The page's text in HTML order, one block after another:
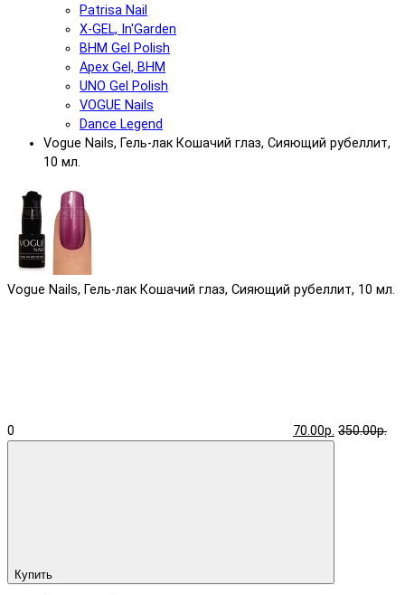
Patrisa Nail
X-GEL, In'Garden
BHM Gel Polish
Apex Gel, BHM
UNO Gel Polish
VOGUE Nails
Dance Legend
Vogue Nails, Гель-лак Кошачий глаз, Сияющий рубеллит,
10 мл.
Vogue Nails, Гель-лак Кошачий глаз, Сияющий рубеллит, 10 мл.
0 70.00р. 350.00р.
Купить